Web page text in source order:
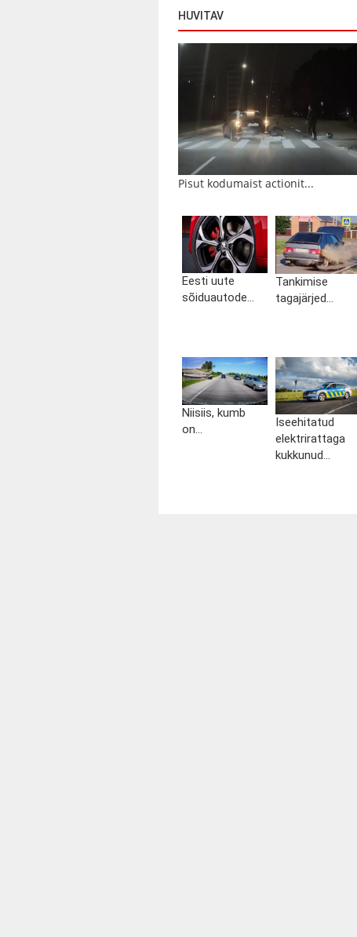
HUVITAV
Pisut kodumaist actionit...
Eesti uute
sõiduautode...
Tankimise
tagajärjed...
Niisiis, kumb
on...
Iseehitatud
elektrirattaga
kukkunud...